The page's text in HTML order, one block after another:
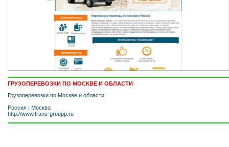
ГРУЗОПЕРЕВОЗКИ ПО МОСКВЕ И ОБЛАСТИ
Грузоперевозки по Москве и области:
Россия | Москва
http://www.trans-groupp.ru